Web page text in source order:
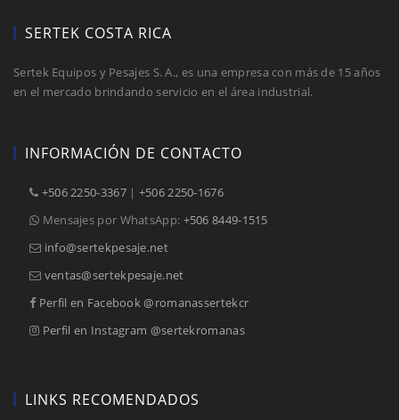
SERTEK COSTA RICA
Sertek Equipos y Pesajes S. A., es una empresa con más de 15 años
en el mercado brindando servicio en el área industrial.
INFORMACIÓN DE CONTACTO
+506 2250-3367 | +506 2250-1676
Mensajes por WhatsApp: +506 8449-1515
info@sertekpesaje.net
ventas@sertekpesaje.net
Perfil en Facebook @romanassertekcr
Perfil en Instagram @sertekromanas
LINKS RECOMENDADOS